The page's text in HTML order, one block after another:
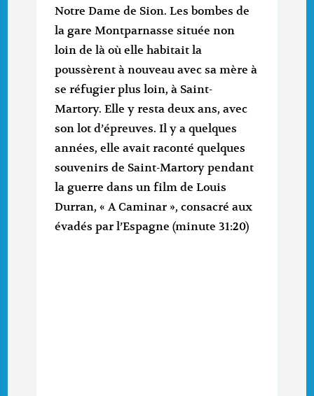
Notre Dame de Sion. Les bombes de
la gare Montparnasse située non
loin de là où elle habitait la
poussèrent à nouveau avec sa mère à
se réfugier plus loin, à Saint-
Martory. Elle y resta deux ans, avec
son lot d’épreuves. Il y a quelques
années, elle avait raconté quelques
souvenirs de Saint-Martory pendant
la guerre dans un film de Louis
Durran, « A Caminar », consacré aux
évadés par l’Espagne (minute 31:20)